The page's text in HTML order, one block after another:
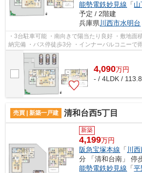
能勢電鉄妙見線 「
予定 / 2階建
兵庫県川西市水明台
・3台駐車可能 ・南向きで陽当たり良好 ・敷地面
納完備 ・バス停徒歩3分 ・インナーバルコニーで
／緑台中学校
4,090万円
- / 4LDK /
売買 | 新築一戸建 清和台西5丁目
新築
4,199万円
阪急宝塚本線 「 川
分 「清和台南」 停
能勢電鉄妙見線 「平